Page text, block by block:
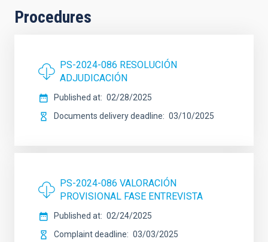
Procedures
PS-2024-086 RESOLUCIÓN
ADJUDICACIÓN
Published at
02/28/2025
Documents delivery deadline
03/10/2025
PS-2024-086 VALORACIÓN
PROVISIONAL FASE ENTREVISTA
Published at
02/24/2025
Complaint deadline
03/03/2025